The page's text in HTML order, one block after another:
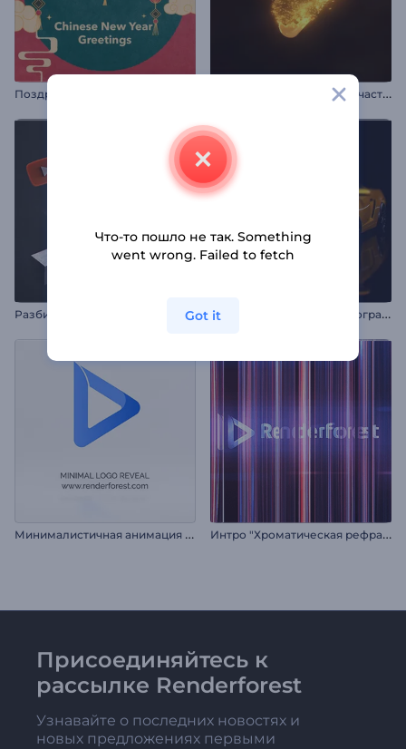
А
нимация лого: Слияние частиц
Разбивающийся логотип И
нтро заставка: Кинематографичное авто
М
инималистичная анимация лого И
нтро "Хроматическая рефракция"
Присоединяйтесь к
рассылке Renderforest
Узнавайте о последних новостях и
новых предложениях первыми
Что-то пошло не так. Something
went wrong. Failed to fetch
Got it